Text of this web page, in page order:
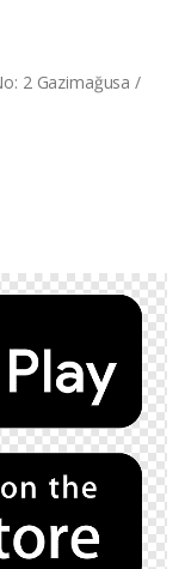
2 Gazimağusa /